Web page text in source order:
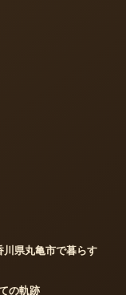
川県丸亀市で暮らす
の軌跡